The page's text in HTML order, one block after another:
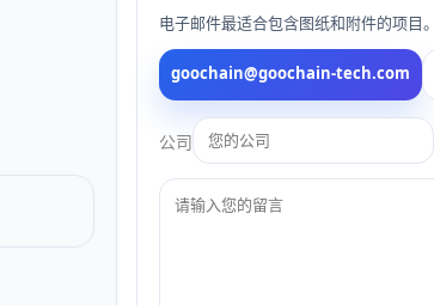
电子邮件最适合包含图纸和附件的项目。
goochain@goochain-tech.com
公司